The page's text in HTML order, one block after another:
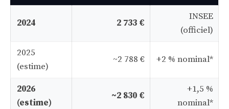
2024 2 733 €
INSEE
(officiel)
2025
(estime)
~2 788 € +2 % nominal*
2026
(estime)
~2 830 €
+1,5 %
nominal*